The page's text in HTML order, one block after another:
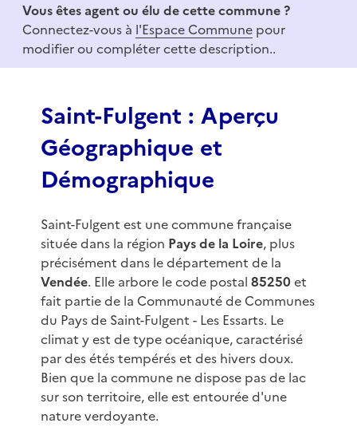
f
Vous êtes agent ou élu de cette commune ?
Connectez-vous à l'Espace Commune pour
modifier ou compléter cette description..
Saint-Fulgent : Aperçu
Géographique et
Démographique
Saint-Fulgent est une commune française
située dans la région Pays de la Loire, plus
précisément dans le département de la
Vendée. Elle arbore le code postal 85250 et
fait partie de la Communauté de Communes
du Pays de Saint-Fulgent - Les Essarts. Le
climat y est de type océanique, caractérisé
par des étés tempérés et des hivers doux.
Bien que la commune ne dispose pas de lac
sur son territoire, elle est entourée d'une
nature verdoyante.